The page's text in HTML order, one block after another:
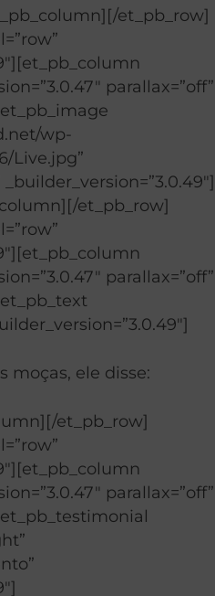
et_pb_row]
parallax=”off”
wp-
Live.jpg”
et_pb_row]
parallax=”off”
moças, ele disse:
et_pb_row]
parallax=”off”